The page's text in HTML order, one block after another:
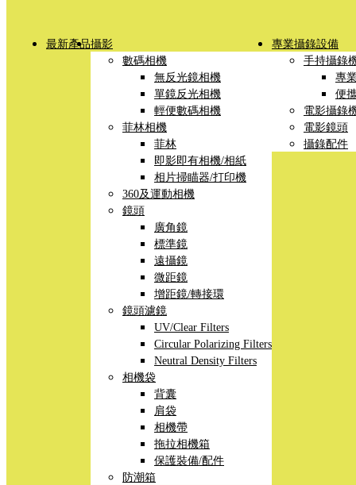
最新產品攝影
數碼相機
無反光鏡相機
單鏡反光相機
輕便數碼相機
菲林相機
菲林
即影即有相機/相紙
相片掃瞄器/打印機
360及運動相機
鏡頭
廣角鏡
標準鏡
遠攝鏡
微距鏡
增距鏡/轉接環
鏡頭濾鏡
UV/Clear Filters
Circular Polarizing Filters
Neutral Density Filters
相機袋
背囊
肩袋
相機帶
拖拉相機箱
保護裝備/配件
防潮箱
專業攝錄設備
手持攝錄
專
便
電影攝錄
電影鏡頭
攝錄配件